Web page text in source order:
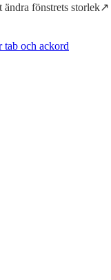
fönstrets storlek↗
och gitarr
och ackord